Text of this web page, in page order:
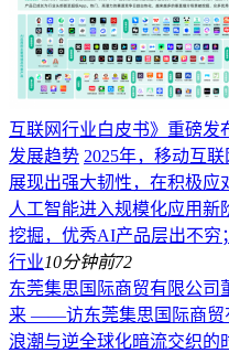
互联网行业白皮书》重磅发
发展趋势 2025年，移动互
展现出强大韧性，在积极应
人工智能进入规模化应用新
挖掘，优秀AI产品层出不穷
行业10分钟前72
东莞集思国际商贸有限公司
来 ——访东莞集思国际商贸
浪潮与逆全球化暗流交织的